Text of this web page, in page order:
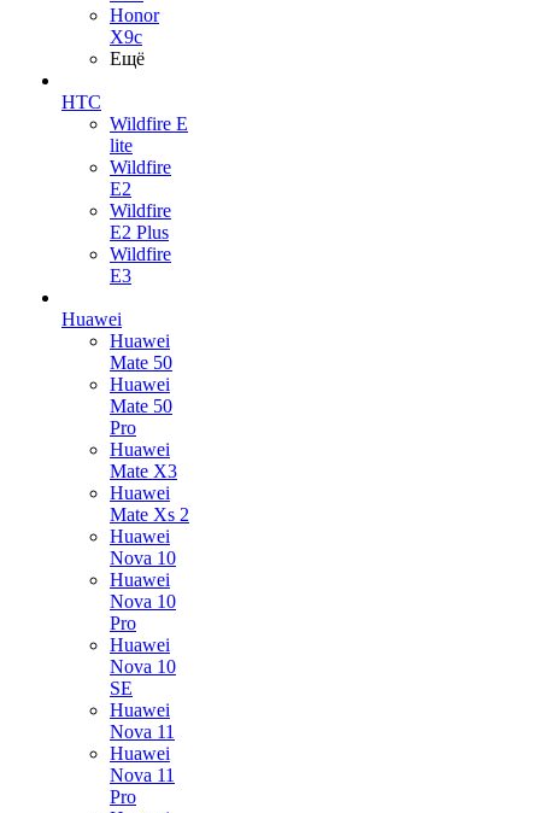
Honor
X9c
Ещё
HTC
Wildfire E
lite
Wildfire
E2
Wildfire
E2 Plus
Wildfire
E3
Huawei
Huawei
Mate 50
Huawei
Mate 50
Pro
Huawei
Mate X3
Huawei
Mate Xs 2
Huawei
Nova 10
Huawei
Nova 10
Pro
Huawei
Nova 10
SE
Huawei
Nova 11
Huawei
Nova 11
Pro